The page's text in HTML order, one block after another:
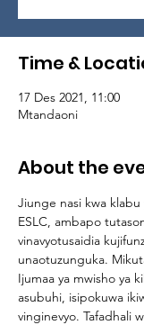
Time &
17 Des 2021, 11:00
Mtandaoni
About the
Jiunge nasi kwa
ESLC, ambapo
vinavyotusaidia
unaotuzunguka.
Ijumaa ya mwisho ya
asubuhi, isipokuwa
vinginevyo. Tafadhali